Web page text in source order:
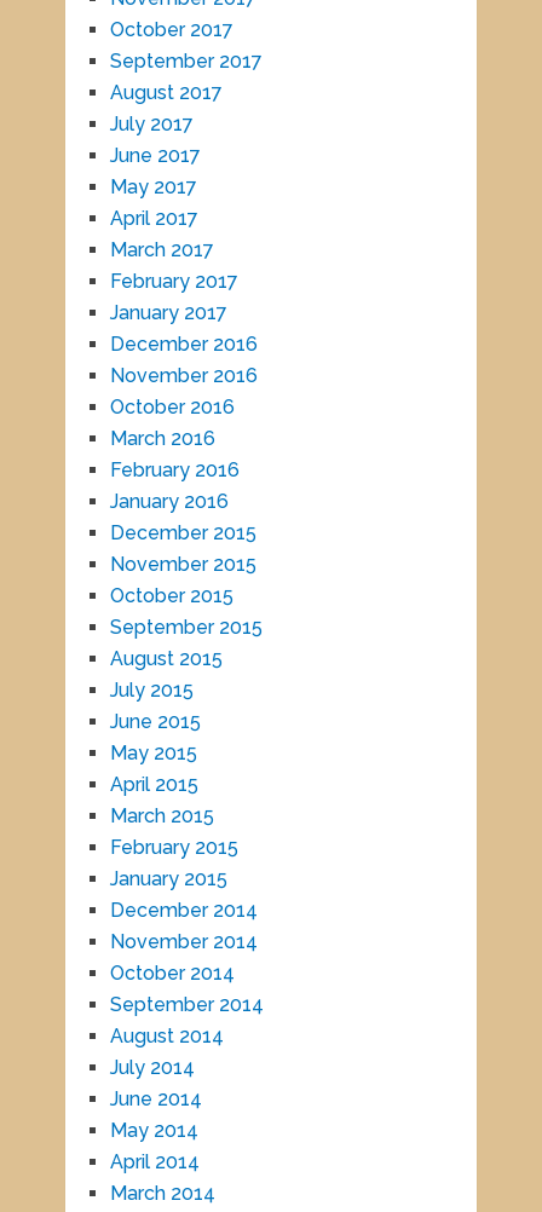
October 2017
September 2017
August 2017
July 2017
June 2017
May 2017
April 2017
March 2017
February 2017
January 2017
December 2016
November 2016
October 2016
March 2016
February 2016
January 2016
December 2015
November 2015
October 2015
September 2015
August 2015
July 2015
June 2015
May 2015
April 2015
March 2015
February 2015
January 2015
December 2014
November 2014
October 2014
September 2014
August 2014
July 2014
June 2014
May 2014
April 2014
March 2014